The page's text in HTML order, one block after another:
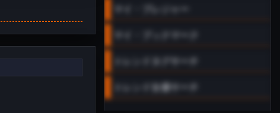
トレンド女優サーチ